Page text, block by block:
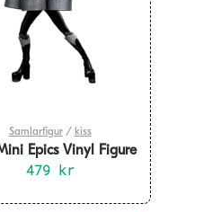
Samlarfigur/ kiss
Epics Vinyl Figure
The Catman 18 cm
479 kr